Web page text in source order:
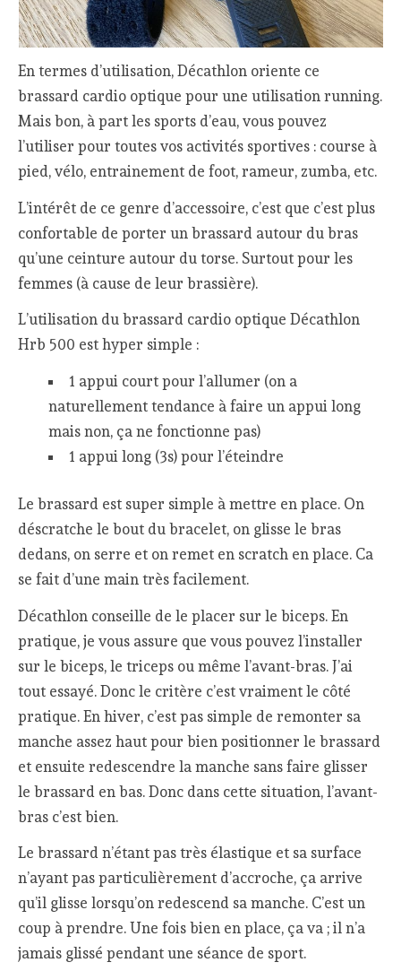
En termes d’utilisation, Décathlon oriente ce
brassard cardio optique pour une utilisation running.
Mais bon, à part les sports d’eau, vous pouvez
l’utiliser pour toutes vos activités sportives : course à
pied, vélo, entrainement de foot, rameur, zumba, etc.
L’intérêt de ce genre d’accessoire, c’est que c’est plus
confortable de porter un brassard autour du bras
qu’une ceinture autour du torse. Surtout pour les
femmes (à cause de leur brassière).
L’utilisation du brassard cardio optique Décathlon
Hrb 500 est hyper simple :
1 appui court pour l’allumer (on a
naturellement tendance à faire un appui long
mais non, ça ne fonctionne pas)
1 appui long (3s) pour l’éteindre
Le brassard est super simple à mettre en place. On
déscratche le bout du bracelet, on glisse le bras
dedans, on serre et on remet en scratch en place. Ca
se fait d’une main très facilement.
Décathlon conseille de le placer sur le biceps. En
pratique, je vous assure que vous pouvez l’installer
sur le biceps, le triceps ou même l’avant-bras. J’ai
tout essayé. Donc le critère c’est vraiment le côté
pratique. En hiver, c’est pas simple de remonter sa
manche assez haut pour bien positionner le brassard
et ensuite redescendre la manche sans faire glisser
le brassard en bas. Donc dans cette situation, l’avant-
bras c’est bien.
Le brassard n’étant pas très élastique et sa surface
n’ayant pas particulièrement d’accroche, ça arrive
qu’il glisse lorsqu’on redescend sa manche. C’est un
coup à prendre. Une fois bien en place, ça va ; il n’a
jamais glissé pendant une séance de sport.